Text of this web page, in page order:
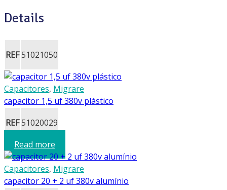
Details
REF51021050
Capacitores, Migrare
capacitor 1,5 uf 380v plástico
REF51020029
Read more
Capacitores, Migrare
capacitor 20 + 2 uf 380v alumínio